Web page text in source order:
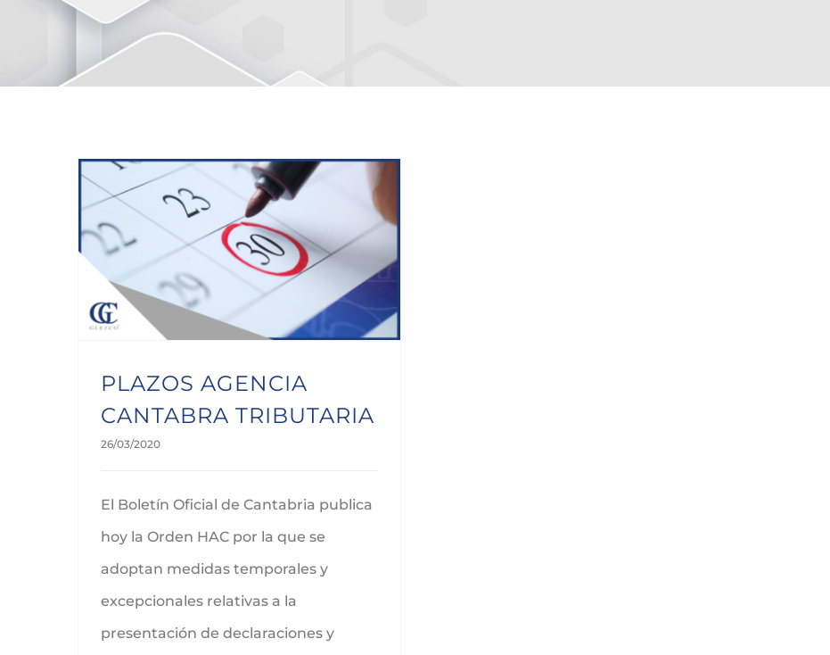
PLAZOS AGENCIA
CANTABRA TRIBUTARIA
26/03/2020
El Boletín Oficial de Cantabria publica
hoy la Orden HAC por la que se
adoptan medidas temporales y
excepcionales relativas a la
presentación de declaraciones y